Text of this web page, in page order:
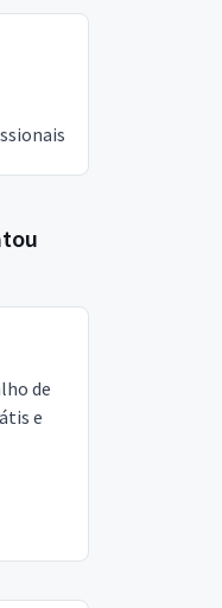
de
e